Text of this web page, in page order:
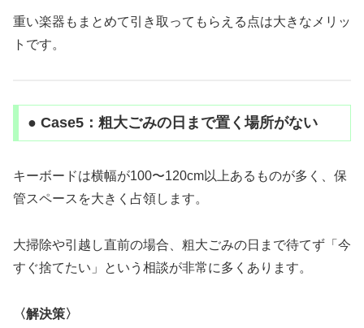
重い楽器もまとめて引き取ってもらえる点は大きなメリッ
トです。
● Case5：粗大ごみの日まで置く場所がない
キーボードは横幅が100〜120cm以上あるものが多く、保
管スペースを大きく占領します。
大掃除や引越し直前の場合、粗大ごみの日まで待てず「今
すぐ捨てたい」という相談が非常に多くあります。
〈解決策〉